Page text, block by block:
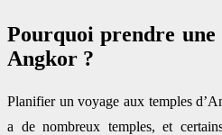
Pourquoi prendre une
Angkor ?
Planifier un voyage aux temples
a de nombreux temples, et